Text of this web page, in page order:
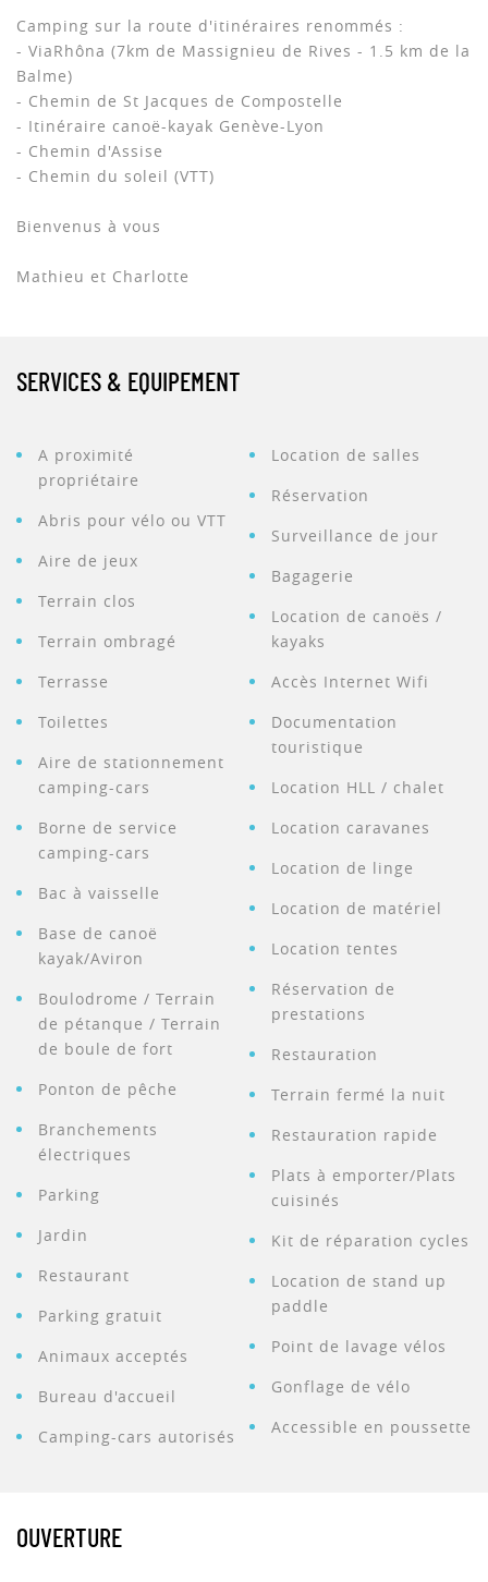
Camping sur la route d'itinéraires renommés :
- ViaRhôna (7km de Massignieu de Rives - 1.5 km de la
Balme)
- Chemin de St Jacques de Compostelle
- Itinéraire canoë-kayak Genève-Lyon
- Chemin d'Assise
- Chemin du soleil (VTT)
Bienvenus à vous
Mathieu et Charlotte
SERVICES & EQUIPEMENT
A proximité
propriétaire
Abris pour vélo ou VTT
Aire de jeux
Terrain clos
Terrain ombragé
Terrasse
Toilettes
Aire de stationnement
camping-cars
Borne de service
camping-cars
Bac à vaisselle
Base de canoë
kayak/Aviron
Boulodrome / Terrain
de pétanque / Terrain
de boule de fort
Ponton de pêche
Branchements
électriques
Parking
Jardin
Restaurant
Parking gratuit
Animaux acceptés
Bureau d'accueil
Camping-cars autorisés
Location de salles
Réservation
Surveillance de jour
Bagagerie
Location de canoës /
kayaks
Accès Internet Wifi
Documentation
touristique
Location HLL / chalet
Location caravanes
Location de linge
Location de matériel
Location tentes
Réservation de
prestations
Restauration
Terrain fermé la nuit
Restauration rapide
Plats à emporter/Plats
cuisinés
Kit de réparation cycles
Location de stand up
paddle
Point de lavage vélos
Gonflage de vélo
Accessible en poussette
OUVERTURE